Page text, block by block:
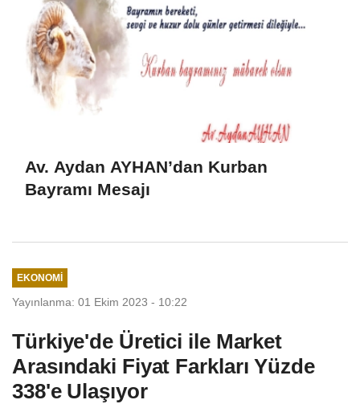
Av. Aydan AYHAN’dan Kurban
Bayramı Mesajı
EKONOMI
Yayınlanma: 01 Ekim 2023 - 10:22
Türkiye'de Üretici ile Market
Arasındaki Fiyat Farkları Yüzde
338'e Ulaşıyor